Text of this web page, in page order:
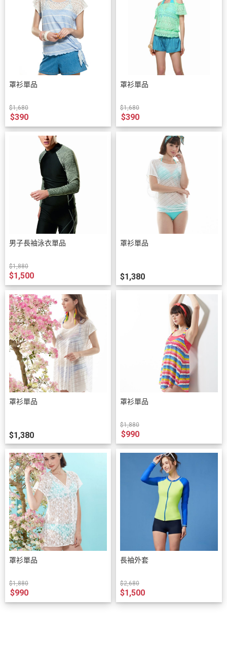
罩衫單品
$1,680
$390
罩衫單品
$1,680
$390
男子長袖泳衣單品
$1,880
$1,500
罩衫單品
$1,380
罩衫單品
$1,380
罩衫單品
$1,880
$990
罩衫單品
$1,880
$990
長袖外套
$2,680
$1,500